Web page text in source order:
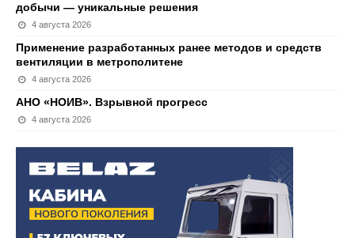
добычи — уникальные решения
4 августа 2026
Применение разработанных ранее методов и средств
вентиляции в метрополитене
4 августа 2026
АНО «НОИВ». Взрывной прогресс
4 августа 2026